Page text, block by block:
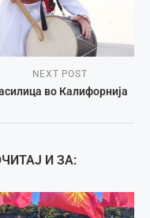
NEXT POST
во Калифорнија
И ЗА: